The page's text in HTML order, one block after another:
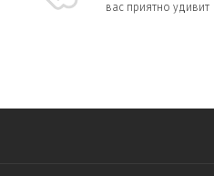
вас приятно удивит